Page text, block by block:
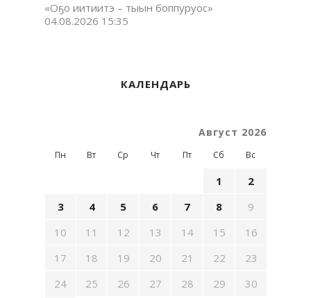
«Оҕо иитиитэ – тыын боппуруос»
04.08.2026 15:35
КАЛЕНДАРЬ
Август 2026
Пн Вт Ср Чт Пт Сб Вс
1
2
3
4 5 6 7 8
9
10
11 12 13 14 15
16
17
18 19 20 21 22
23
24
25 26 27 28 29
30